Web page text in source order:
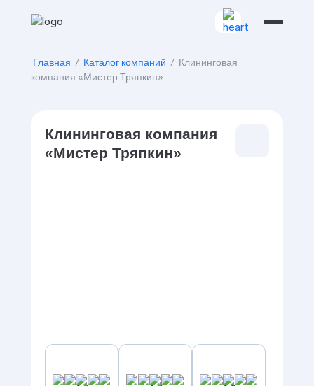
Главная / Каталог компаний / Клининговая
компания «Мистер Тряпкин»
Клининговая компания
«Мистер Тряпкин»